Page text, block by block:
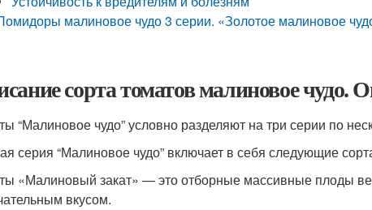
малиновое чудо 3 серии. «Золотое малиновое
сорта томатов малиновое чудо.
“Малиновое чудо” условно разделяют на три серии по
серия “Малиновое чудо” включает в себя следующие
«Малиновый закат» — это отборные массивные плоды
вкусом.